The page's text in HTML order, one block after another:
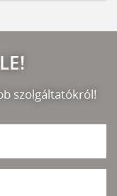
szolgáltatókról!